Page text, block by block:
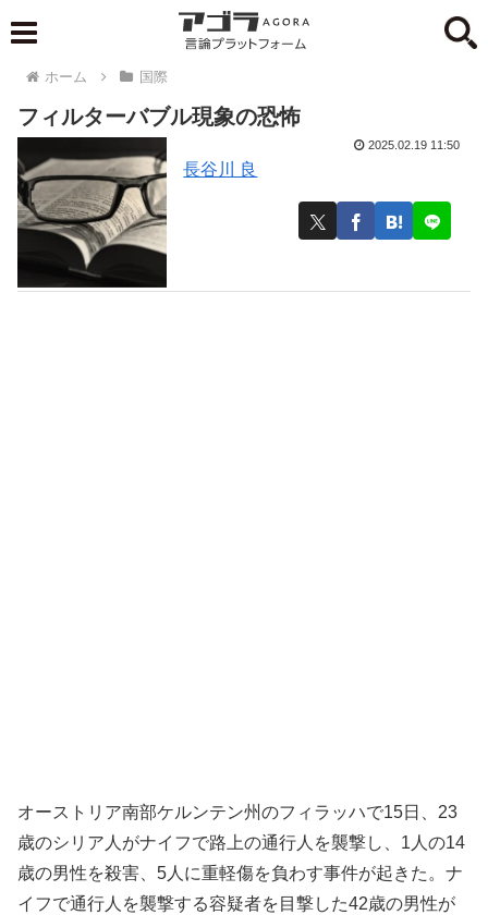
ホーム 国際
フィルターバブル現象の恐怖
長谷川 良
2025.02.19 11:50
オーストリア南部ケルンテン州のフィラッハで15日、23
歳のシリア人がナイフで路上の通行人を襲撃し、1人の14
歳の男性を殺害、5人に重軽傷を負わす事件が起きた。ナ
イフで通行人を襲撃する容疑者を目撃した42歳の男性が